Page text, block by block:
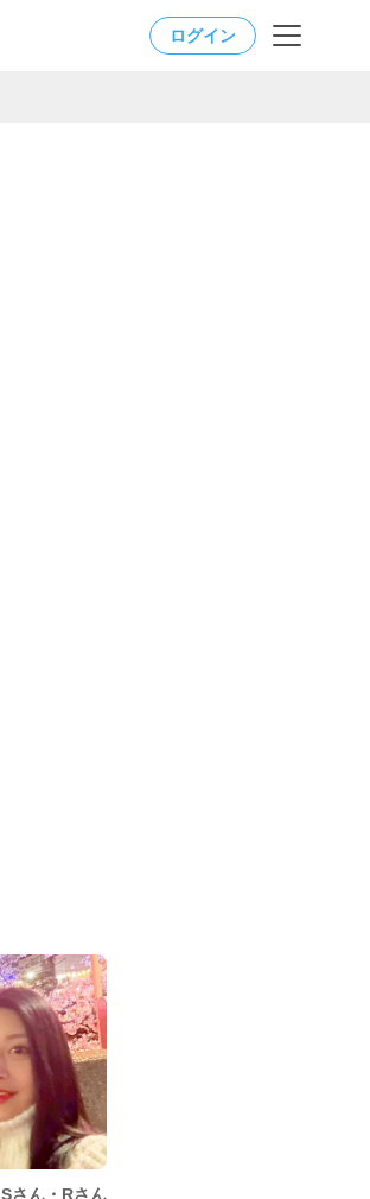
ログイン
Sさん・Rさん